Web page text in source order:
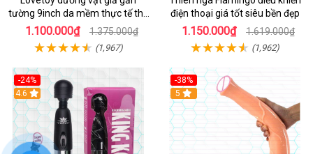
tường 9inch da mềm thực tế thú
vị
1.100.000₫ 1.375.000₫
(1,967)
điện thoại giá tốt siêu bền đẹp
1.150.000₫ 1.619.000₫
(1,962)
-24%
4.6
-38%
Hot
5